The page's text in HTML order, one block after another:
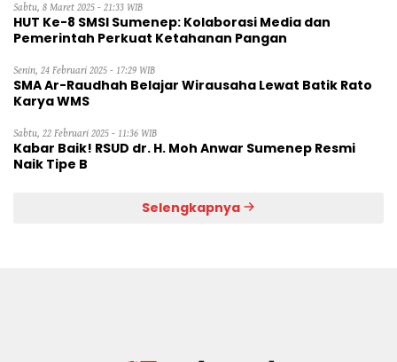
Sabtu, 8 Maret 2025 - 21:33 WIB
HUT Ke-8 SMSI Sumenep: Kolaborasi Media dan
Pemerintah Perkuat Ketahanan Pangan
Senin, 24 Februari 2025 - 17:29 WIB
SMA Ar-Raudhah Belajar Wirausaha Lewat Batik Rato
Karya WMS
Sabtu, 22 Februari 2025 - 11:36 WIB
Kabar Baik! RSUD dr. H. Moh Anwar Sumenep Resmi
Naik Tipe B
Selengkapnya